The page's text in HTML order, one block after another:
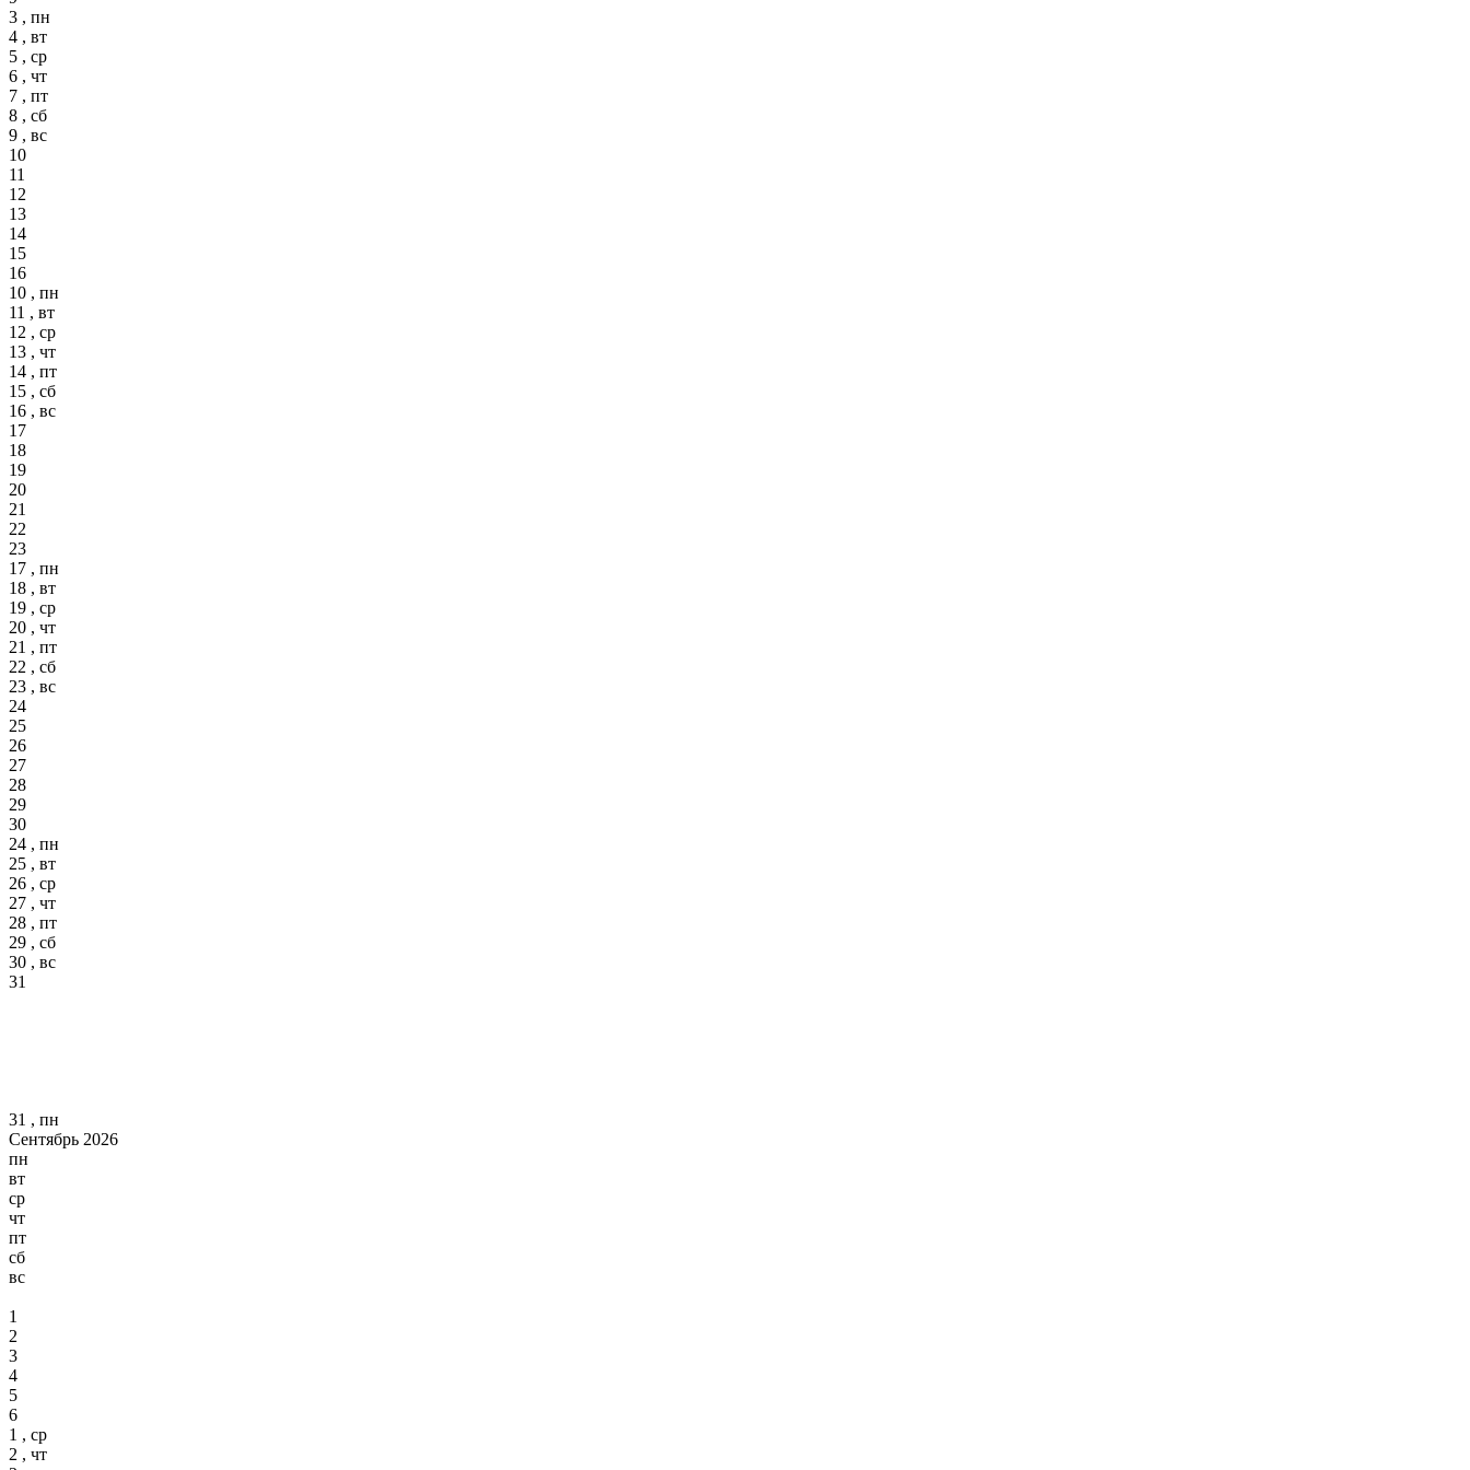
3 , пн
4 , вт
5 , ср
6 , чт
7 , пт
8 , сб
9 , вс
10
11
12
13
14
15
16
10 , пн
11 , вт
12 , ср
13 , чт
14 , пт
15 , сб
16 , вс
17
18
19
20
21
22
23
17 , пн
18 , вт
19 , ср
20 , чт
21 , пт
22 , сб
23 , вс
24
25
26
27
28
29
30
24 , пн
25 , вт
26 , ср
27 , чт
28 , пт
29 , сб
30 , вс
31
31 , пн
Сентябрь 2026
пн
вт
ср
чт
пт
сб
вс
1
2
3
4
5
6
1 , ср
2 , чт